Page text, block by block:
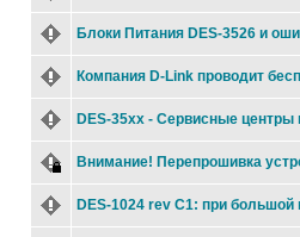
Блоки Питания DES-3526 и
Компания D-Link проводит
DES-35xx - Сервисные центры
Внимание! Перепрошивка
DES-1024 rev C1: при большой